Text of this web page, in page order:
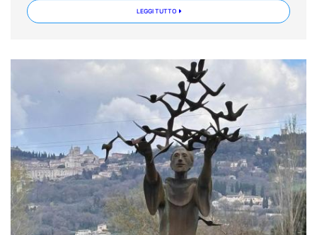
LEGGI TUTTO